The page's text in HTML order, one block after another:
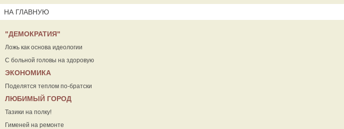
НА ГЛАВНУЮ
"ДЕМОКРАТИЯ"
Ложь как основа идеологии
С больной головы на здоровую
ЭКОНОМИКА
Поделятся теплом по-братски
ЛЮБИМЫЙ ГОРОД
Тазики на полку!
Гименей на ремонте